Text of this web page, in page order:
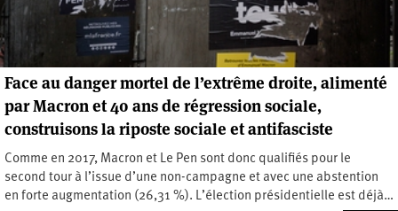
Face au danger mortel de l’extrême droite, alimenté
par Macron et 40 ans de régression sociale,
construisons la riposte sociale et antifasciste
Comme en 2017, Macron et Le Pen sont donc qualifiés pour le
second tour à l’issue d’une non-campagne et avec une abstention
en forte augmentation (26,31 %). L’élection présidentielle est déjà…